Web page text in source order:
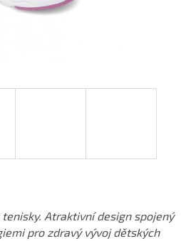
Atraktivní design spojený
pro zdravý vývoj dětských